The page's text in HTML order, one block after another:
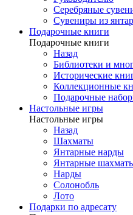
Серебряные
Сувениры из
Подарочные книги
Подарочные книги
Назад
Библиотеки и
Исторические
Коллекционные
Подарочные
Настольные игры
Настольные игры
Назад
Шахматы
Янтарные нарды
Янтарные
Нарды
Солонобль
Лото
Подарки по адресату